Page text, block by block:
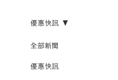
全部新聞
優惠快訊
優惠快訊